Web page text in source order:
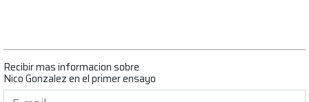
Recibir mas informacion sobre
Nico Gonzalez en el primer ensayo